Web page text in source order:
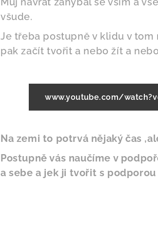
všude.
Je třeba postupně v klidu v tom
pak začít tvořit a nebo žít a
www.youtube.com/
Na zemi to potrvá nějaký čas
Postupně vás naučíme v
a sebe a jek ji tvořit s podporou